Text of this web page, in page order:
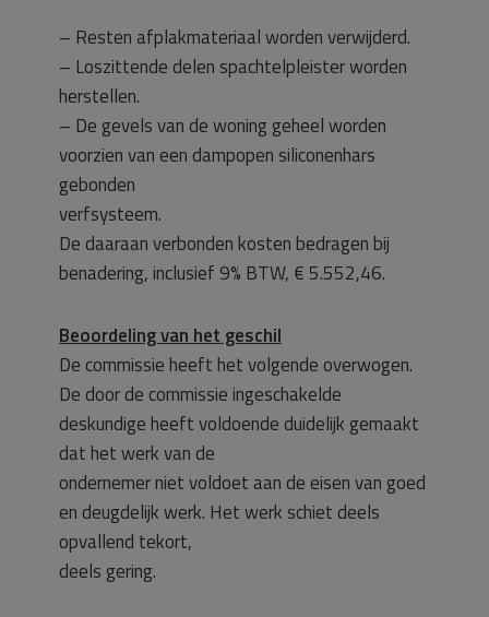
– Resten afplakmateriaal worden verwijderd.
– Loszittende delen spachtelpleister worden
herstellen.
– De gevels van de woning geheel worden
voorzien van een dampopen siliconenhars
gebonden
verfsysteem.
De daaraan verbonden kosten bedragen bij
benadering, inclusief 9% BTW, € 5.552,46.
Beoordeling van het geschil
De commissie heeft het volgende overwogen.
De door de commissie ingeschakelde
deskundige heeft voldoende duidelijk gemaakt
dat het werk van de
ondernemer niet voldoet aan de eisen van goed
en deugdelijk werk. Het werk schiet deels
opvallend tekort,
deels gering.